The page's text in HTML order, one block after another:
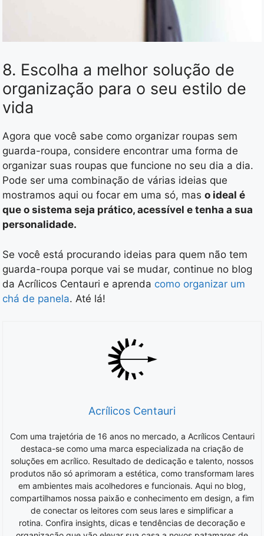
8. Escolha a melhor solução de
organização para o seu estilo de
vida
Agora que você sabe como organizar roupas sem
guarda-roupa, considere encontrar uma forma de
organizar suas roupas que funcione no seu dia a dia.
Pode ser uma combinação de várias ideias que
mostramos aqui ou focar em uma só, mas o ideal é
que o sistema seja prático, acessível e tenha a sua
personalidade.
Se você está procurando ideias para quem não tem
guarda-roupa porque vai se mudar, continue no blog
da Acrílicos Centauri e aprenda como organizar um
chá de panela. Até lá!
Acrílicos Centauri
Com uma trajetória de 16 anos no mercado, a Acrílicos Centauri
destaca-se como uma marca especializada na criação de
soluções em acrílico. Resultado de dedicação e talento, nossos
produtos não só aprimoram a estética, como transformam lares
em ambientes mais acolhedores e funcionais. Aqui no blog,
compartilhamos nossa paixão e conhecimento em design, a fim
de conectar os leitores com seus lares e simplificar a
rotina. Confira insights, dicas e tendências de decoração e